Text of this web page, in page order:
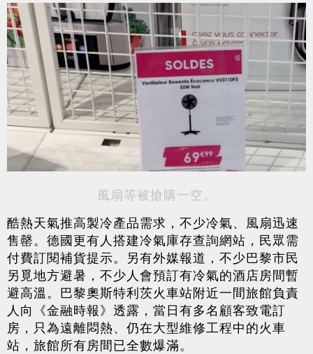
風扇等被搶購一空。
酷熱天氣推高製冷產品需求，不少冷氣、風扇迅速
售罄。德國更有人搭建冷氣庫存查詢網站，民眾需
付費訂閱補貨提示。另有外媒報道，不少巴黎市民
另覓地方避暑，不少人會預訂有冷氣的酒店房間暫
避高溫。巴黎奧斯特利茨火車站附近一間旅館負責
人向《金融時報》透露，當日有多名顧客致電訂
房，只為遠離悶熱、仍在大型維修工程中的火車
站，旅館所有房間已全數爆滿。